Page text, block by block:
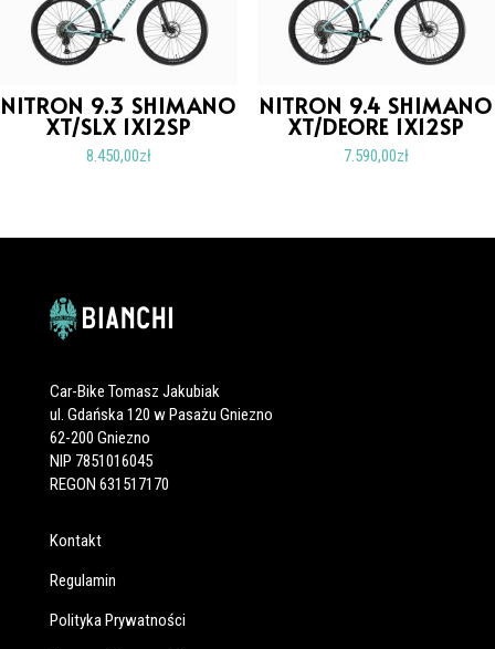
NITRON 9.3 SHIMANO
XT/SLX 1X12SP
8.450,00zł
NITRON 9.4 SHIMANO
XT/DEORE 1X12SP
7.590,00zł
Car-Bike Tomasz Jakubiak
ul. Gdańska 120 w Pasażu Gniezno
62-200 Gniezno
NIP 7851016045
REGON 631517170
Kontakt
Regulamin
Polityka Prywatności